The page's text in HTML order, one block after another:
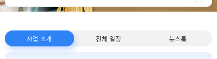
2026년도 상상장학생 공개모집 변경사항 안내 [중등/고등/대학] 2026-07-30
사업 소개 전체 일정 뉴스룸